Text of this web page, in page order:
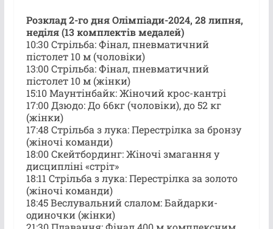
Розклад 2-го дня Олімпіади-2024, 28 липня,
неділя (13 комплектів медалей)
10:30 Стрільба: Фінал, пневматичний
пістолет 10 м (чоловіки)
13:00 Стрільба: Фінал, пневматичний
пістолет 10 м (жінки)
15:10 Маунтінбайк: Жіночий крос-кантрі
17:00 Дзюдо: До 66кг (чоловіки), до 52 кг
(жінки)
17:48 Стрільба з лука: Перестрілка за бронзу
(жіночі команди)
18:00 Скейтбординг: Жіночі змагання у
дисципліні «стріт»
18:11 Стрільба з лука: Перестрілка за золото
(жіночі команди)
18:45 Веслувальний слалом: Байдарки-
одиночки (жінки)